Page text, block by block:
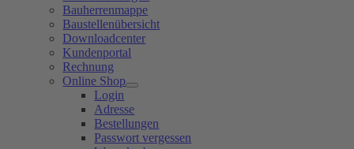
Bauherrenmappe
Baustellenübersicht
Downloadcenter
Kundenportal
Rechnung
Online Shop
Login
Adresse
Bestellungen
Passwort vergessen